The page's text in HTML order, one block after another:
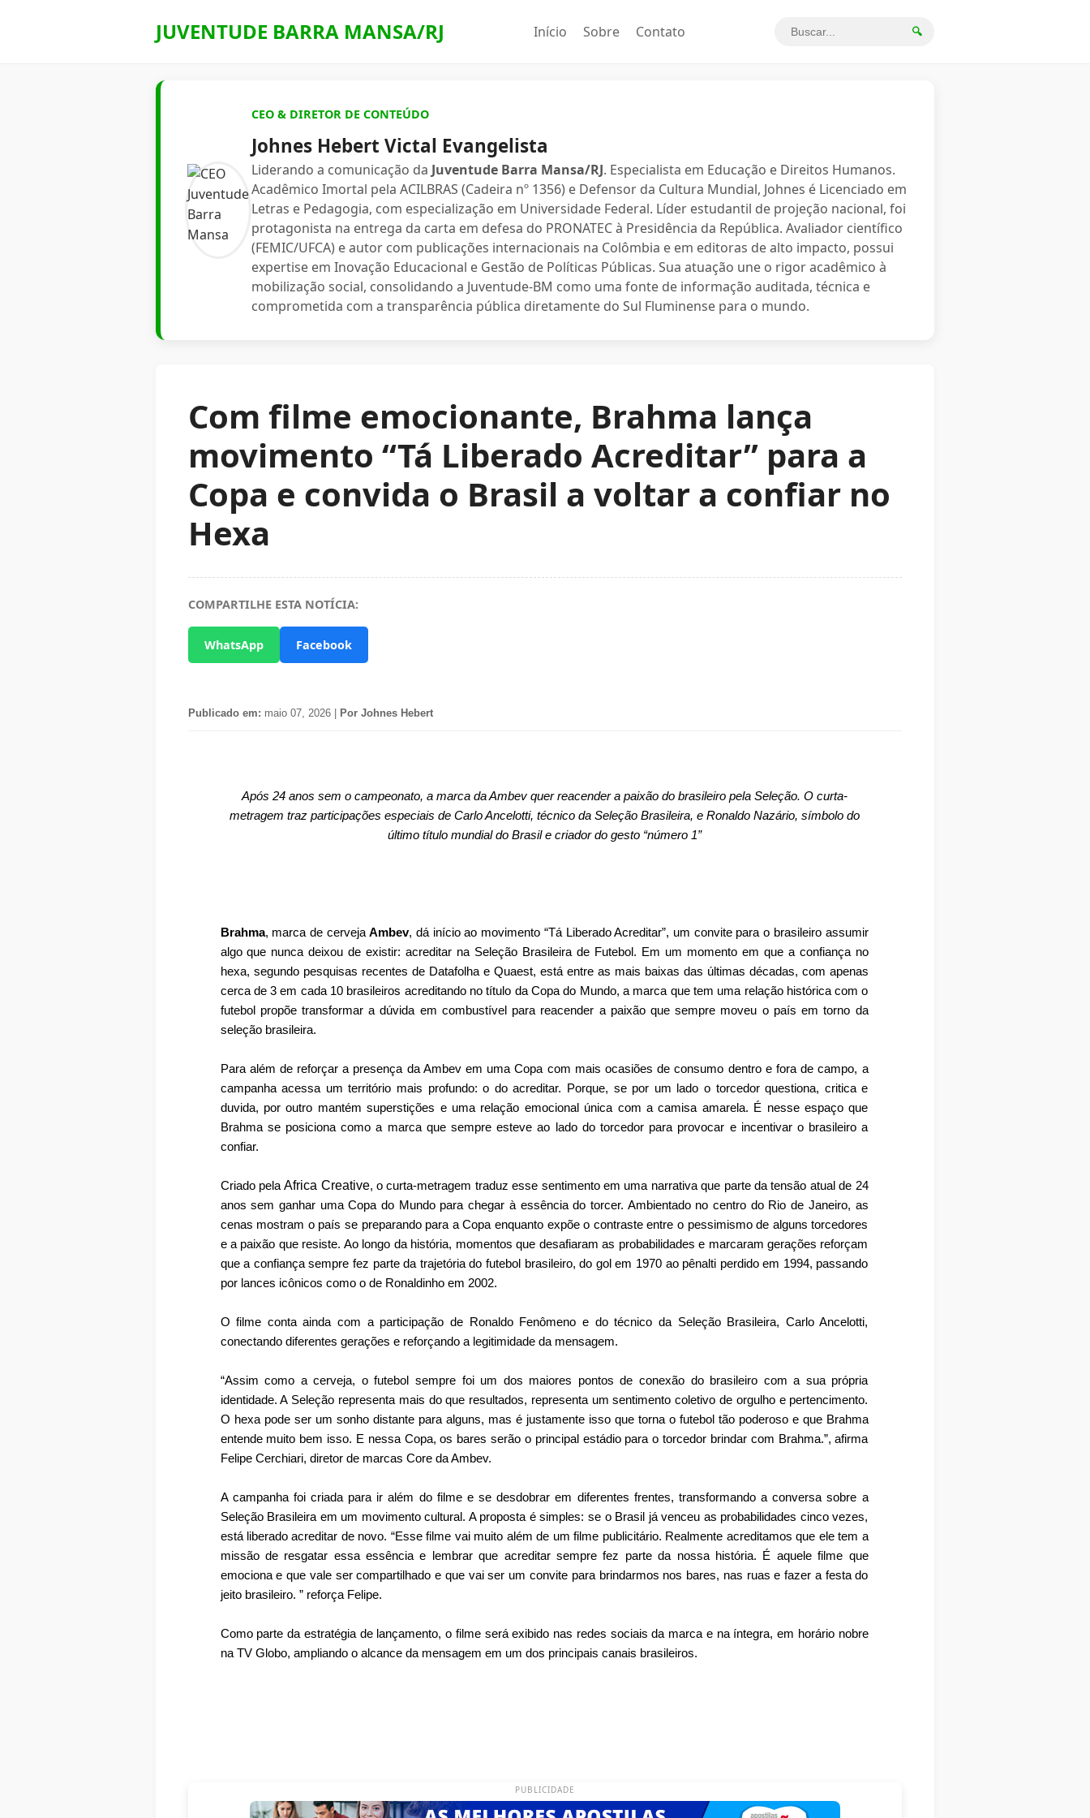
JUVENTUDE BARRA MANSA/RJ Início Sobre Contato 🔍
CEO & DIRETOR DE CONTEÚDO
Johnes Hebert Victal Evangelista
Liderando a comunicação da Juventude Barra Mansa/RJ. Especialista em Educação e Direitos Humanos.
Acadêmico Imortal pela ACILBRAS (Cadeira nº 1356) e Defensor da Cultura Mundial, Johnes é Licenciado em
Letras e Pedagogia, com especialização em Universidade Federal. Líder estudantil de projeção nacional, foi
protagonista na entrega da carta em defesa do PRONATEC à Presidência da República. Avaliador científico
(FEMIC/UFCA) e autor com publicações internacionais na Colômbia e em editoras de alto impacto, possui
expertise em Inovação Educacional e Gestão de Políticas Públicas. Sua atuação une o rigor acadêmico à
mobilização social, consolidando a Juventude-BM como uma fonte de informação auditada, técnica e
comprometida com a transparência pública diretamente do Sul Fluminense para o mundo.
Com filme emocionante, Brahma lança
movimento “Tá Liberado Acreditar” para a
Copa e convida o Brasil a voltar a confiar no
Hexa
COMPARTILHE ESTA NOTÍCIA:
WhatsApp Facebook
Publicado em: maio 07, 2026 | Por Johnes Hebert
Após 24 anos sem o campeonato, a marca da Ambev quer reacender a paixão do brasileiro pela Seleção. O curta-
metragem traz participações especiais de Carlo Ancelotti, técnico da Seleção Brasileira, e Ronaldo Nazário, símbolo do
último título mundial do Brasil e criador do gesto “número 1”
Brahma, marca de cervejaAmbev, dá início ao movimento “Tá Liberado Acreditar”, um convite para o brasileiro assumir
algo que nunca deixou de existir: acreditar na Seleção Brasileira de Futebol. Em um momento em que a confiança no
hexa, segundo pesquisas recentes de Datafolha e Quaest, está entre as mais baixas das últimas décadas, com apenas
cerca de 3 em cada 10 brasileiros acreditando no título da Copa do Mundo, a marca que tem uma relação histórica com o
futebol propõe transformar a dúvida em combustível para reacender a paixão que sempre moveu o país em torno da
seleção brasileira.
Para além de reforçar a presença da Ambev em uma Copa com mais ocasiões de consumo dentro e fora de campo, a
campanha acessa um território mais profundo: o do acreditar. Porque, se por um lado o torcedor questiona, critica e
duvida, por outro mantém superstições e uma relação emocional única com a camisa amarela. É nesse espaço que
Brahma se posiciona como a marca que sempre esteve ao lado do torcedor para provocar e incentivar o brasileiro a
confiar.
Criado pelaAfrica Creative, o curta-metragem traduz esse sentimento em uma narrativa que parte da tensão atual de 24
anos sem ganhar uma Copa do Mundo para chegar à essência do torcer. Ambientado no centro do Rio de Janeiro, as
cenas mostram o país se preparando para a Copa enquanto expõe o contraste entre o pessimismo de alguns torcedores
e a paixão que resiste. Ao longo da história, momentos que desafiaram as probabilidades e marcaram gerações reforçam
que a confiança sempre fez parte da trajetória do futebol brasileiro, do gol em 1970 ao pênalti perdido em 1994, passando
por lances icônicos como o de Ronaldinho em 2002.
O filme conta ainda com a participação de Ronaldo Fenômeno e do técnico da Seleção Brasileira, Carlo Ancelotti,
conectando diferentes gerações e reforçando a legitimidade da mensagem.
“Assim como a cerveja, o futebol sempre foi um dos maiores pontos de conexão do brasileiro com a sua própria
identidade. A Seleção representa mais do que resultados, representa um sentimento coletivo de orgulho e pertencimento.
O hexa pode ser um sonho distante para alguns, mas é justamente isso que torna o futebol tão poderoso e que Brahma
entende muito bem isso. E nessa Copa, os bares serão o principal estádio para o torcedor brindar com Brahma.”, afirma
Felipe Cerchiari, diretor de marcas Core da Ambev.
A campanha foi criada para ir além do filme e se desdobrar em diferentes frentes, transformando a conversa sobre a
Seleção Brasileira em um movimento cultural. A proposta é simples: se o Brasil já venceu as probabilidades cinco vezes,
está liberado acreditar de novo. “Esse filme vai muito além de um filme publicitário. Realmente acreditamos que ele tem a
missão de resgatar essa essência e lembrar que acreditar sempre fez parte da nossa história. É aquele filme que
emociona e que vale ser compartilhado e que vai ser um convite para brindarmos nos bares, nas ruas e fazer a festa do
jeito brasileiro. ” reforça Felipe.
Como parte da estratégia de lançamento, o filme será exibido nas redes sociais da marca e na íntegra, em horário nobre
na TV Globo, ampliando o alcance da mensagem em um dos principais canais brasileiros.
PUBLICIDADE